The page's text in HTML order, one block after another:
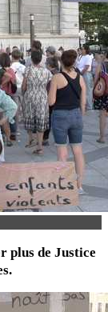
plus de Justice